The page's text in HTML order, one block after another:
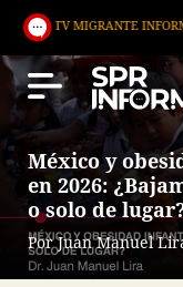
INFORMA
México y
en 2026:
o solo de
Por Juan Manuel